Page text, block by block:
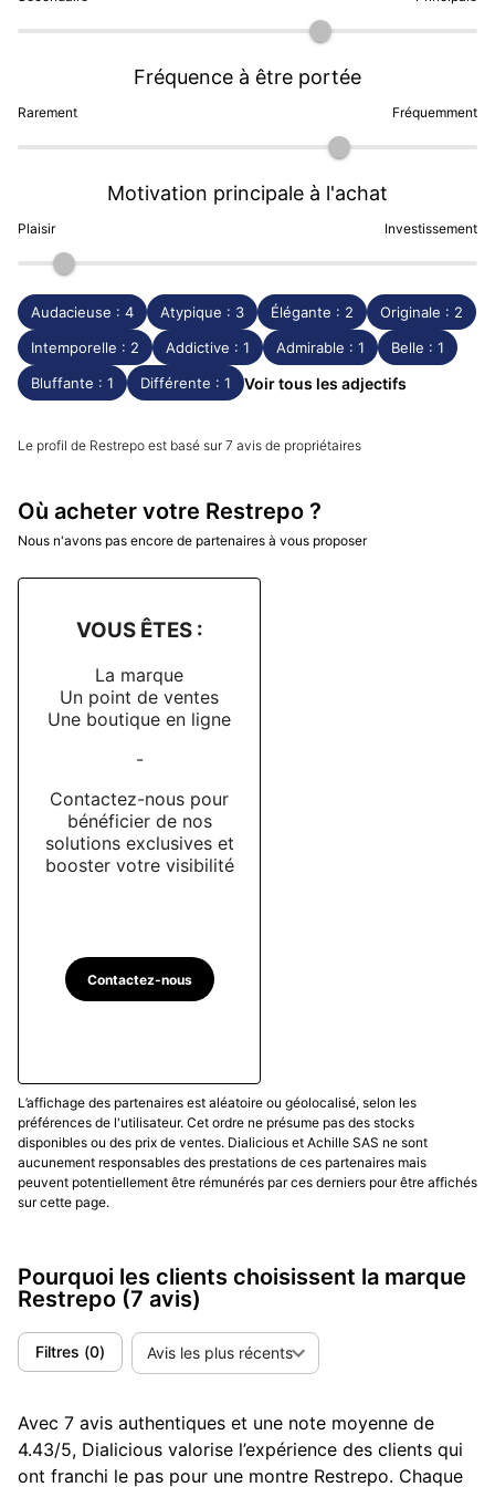
confondus. (Mise à jour Août 2023)
Rarement
Fréquence à être portée
Fréquemment
Plaisir
Motivation principale à l'achat
Investissement
Audacieuse : 4 Atypique : 3 Élégante : 2
Originale : 2
Intemporelle : 2
Addictive : 1 Admirable : 1
Belle : 1
Bluffante : 1
Différente : 1 Voir tous les adjectifs
Le profil de Restrepo est basé sur 7 avis de propriétaires
Où acheter votre Restrepo ?
Nous n'avons pas encore de partenaires à vous proposer
VOUS ÊTES :
La marque
Un point de ventes
Une boutique en ligne
-
Contactez-nous pour
bénéficier de nos
solutions exclusives et
booster votre visibilité
Contactez-nous
L’affichage des partenaires est aléatoire ou géolocalisé, selon les
préférences de l'utilisateur. Cet ordre ne présume pas des stocks
disponibles ou des prix de ventes. Dialicious et Achille SAS ne sont
aucunement responsables des prestations de ces partenaires mais
peuvent potentiellement être rémunérés par ces derniers pour être affichés
sur cette page.
Pourquoi les clients choisissent la marque
Restrepo (7 avis)
Filtres (0) Avis les plus récents
Avec 7 avis authentiques et une note moyenne de
4.43/5, Dialicious valorise l’expérience des clients qui
ont franchi le pas pour une montre Restrepo. Chaque